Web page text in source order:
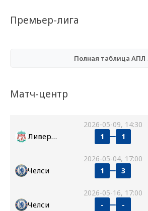
Премьер-лига
Полная таблица
Матч-центр
2026-05-09, 14:30
Ливерпуль 1 1
2026-05-04, 17:00
Челси 1 3
2026-05-16, 17:00
Челси - -